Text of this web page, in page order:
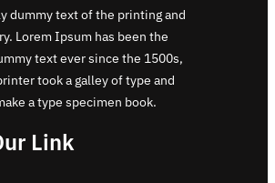
dummy text of the printing and
Lorem Ipsum has been the
text ever since the 1500s,
took a galley of type and
a type specimen book.
Link